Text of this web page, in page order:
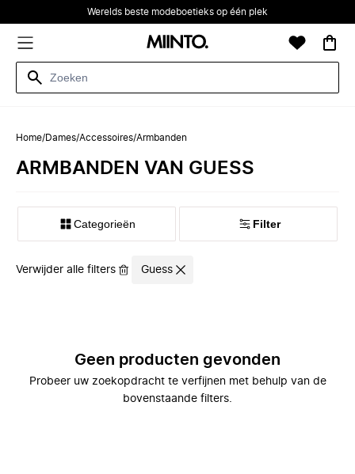
Werelds beste modeboetieks op één plek
Home/Dames/Accessoires/Armbanden
ARMBANDEN VAN GUESS
Categorieën Filter
Verwijder alle filters Guess
Geen producten gevonden
Probeer uw zoekopdracht te verfijnen met behulp van de
bovenstaande filters.